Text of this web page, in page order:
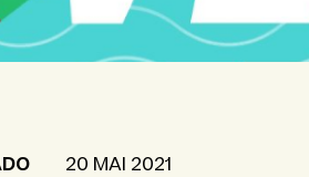
20 MAI 2021